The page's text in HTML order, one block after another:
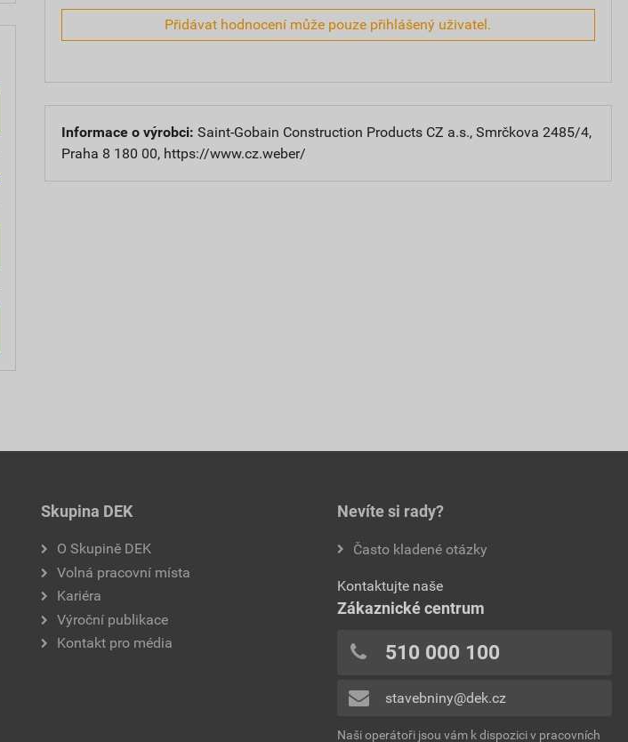
Přidávat hodnocení může pouze přihlášený uživatel.
Informace o výrobci: Saint-Gobain Construction Products CZ a.s., Smrčkova 2485/4,
Praha 8 180 00, https://www.cz.weber/
Skupina DEK
O Skupině DEK
Volná pracovní místa
Kariéra
Výroční publikace
Kontakt pro média
Nevíte si rady?
Často kladené otázky
Kontaktujte naše
Zákaznické centrum
510 000 100
stavebniny@dek.cz
Naši operátoři jsou vám k dispozici v pracovních